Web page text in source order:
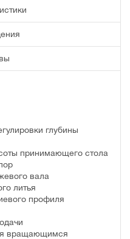
глубины
принимающего стола
вала
литья
профиля
вращающимся